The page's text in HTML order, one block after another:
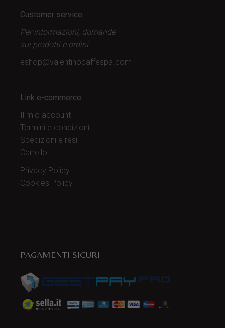
Customer service
Per informazioni, domande
sui prodotti e ordini:
eshop@valentinocaffespa.com
Link e-commerce:
Il mio account
Termini e condizioni
Spedizioni e resi
Carrello
Privacy Policy
Cookies Policy
PAGAMENTI SICURI